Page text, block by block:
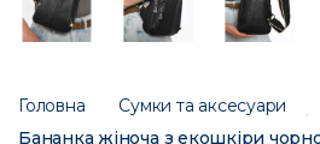
Головна Сумки та аксесуари